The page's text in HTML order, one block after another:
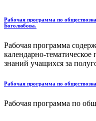
Рабочая программа по
Боголюбова.
Рабочая программа
календарно-
знаний учащихся за
Рабочая программа по
Рабочая программа по